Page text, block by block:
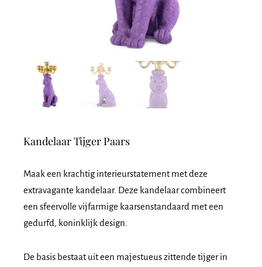
Kandelaar Tijger Paars
Maak een krachtig interieurstatement met deze
extravagante kandelaar. Deze kandelaar combineert
een sfeervolle vijfarmige kaarsenstandaard met een
gedurfd, koninklijk design.
De basis bestaat uit een majestueus zittende tijger in